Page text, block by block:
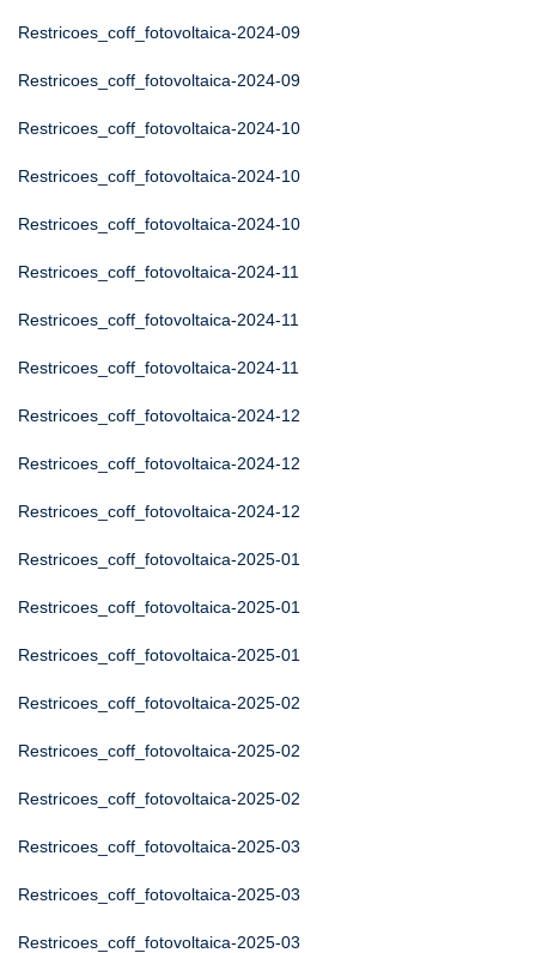
Restricoes_coff_fotovoltaica-2024-09
Restricoes_coff_fotovoltaica-2024-09
Restricoes_coff_fotovoltaica-2024-10
Restricoes_coff_fotovoltaica-2024-10
Restricoes_coff_fotovoltaica-2024-10
Restricoes_coff_fotovoltaica-2024-11
Restricoes_coff_fotovoltaica-2024-11
Restricoes_coff_fotovoltaica-2024-11
Restricoes_coff_fotovoltaica-2024-12
Restricoes_coff_fotovoltaica-2024-12
Restricoes_coff_fotovoltaica-2024-12
Restricoes_coff_fotovoltaica-2025-01
Restricoes_coff_fotovoltaica-2025-01
Restricoes_coff_fotovoltaica-2025-01
Restricoes_coff_fotovoltaica-2025-02
Restricoes_coff_fotovoltaica-2025-02
Restricoes_coff_fotovoltaica-2025-02
Restricoes_coff_fotovoltaica-2025-03
Restricoes_coff_fotovoltaica-2025-03
Restricoes_coff_fotovoltaica-2025-03